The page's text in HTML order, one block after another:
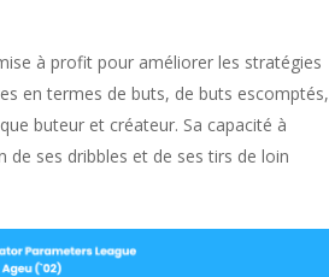
à profit pour améliorer les stratégies
en termes de buts, de buts escomptés,
buteur et créateur. Sa capacité à
ses dribbles et de ses tirs de loin